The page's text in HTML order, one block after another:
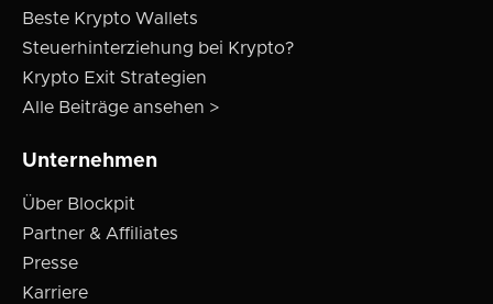
Beste Krypto Wallets
Steuerhinterziehung bei Krypto?
Krypto Exit Strategien
Alle Beiträge ansehen >
Unternehmen
Über Blockpit
Partner & Affiliates
Presse
Karriere